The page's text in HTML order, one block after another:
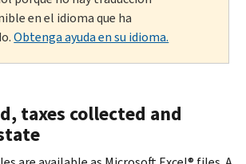
en el idioma que ha
Obtenga ayuda en su idioma.
taxes collected and